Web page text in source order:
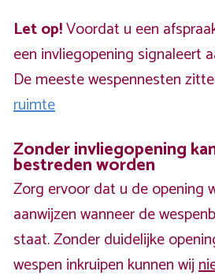
Let op!Voordat u een
een invliegopening signaleert
De meeste wespennesten
ruimte
Zonder invliegopening
bestreden worden
Zorg ervoor dat u de opening
aanwijzen wanneer de
staat. Zonder duidelijke
wespen inkruipen kunnen wij